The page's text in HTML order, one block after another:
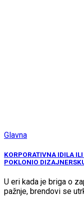
Glavna
KORPORATIVNA IDILA
POKLONIO
U eri kada je briga o
pažnje, brendovi se